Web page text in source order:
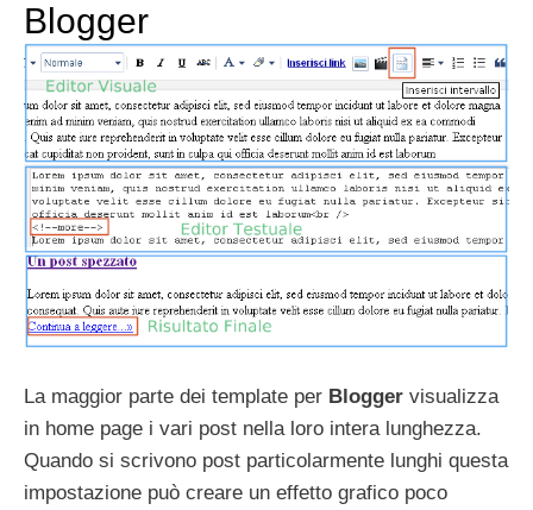
Blogger
La maggior parte dei template per Blogger visualizza
in home page i vari post nella loro intera lunghezza.
Quando si scrivono post particolarmente lunghi questa
impostazione può creare un effetto grafico poco